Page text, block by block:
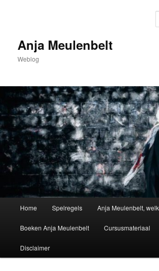
inhoudAnja Meulenbelt
Weblog
Home Spelregels Anja Meulenbelt,
Boeken Anja Meulenbelt Cursusmateriaal
Disclaimer